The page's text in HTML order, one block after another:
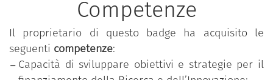
progetti europei di Horizon Europe. Sono state
fornite nozioni metodologiche introduttive sugli
aspetti di gestione del progetto e budgeting,
secondo le diverse tipologie di schemi di
finanziamento utilizzate.
Competenze
Il proprietario di questo badge ha acquisito le
seguenti competenze:
Capacità di sviluppare obiettivi e strategie per il